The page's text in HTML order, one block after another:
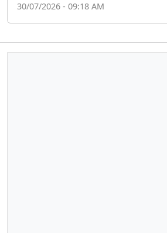
30/07/2026 - 09:18 AM